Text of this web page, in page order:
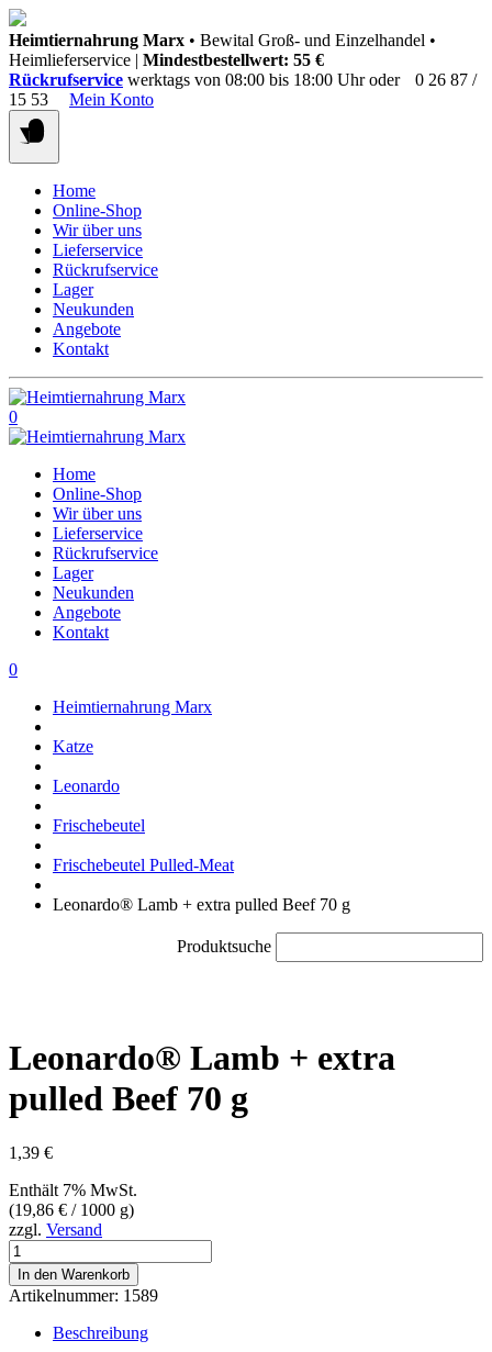
Springen
Sie
zum
Inhalt
Heimtiernahrung Marx • Bewital Groß- und Einzelhandel •
Heimlieferservice | Mindestbestellwert: 55 €
Rückrufservice werktags von 08:00 bis 18:00 Uhr oder
0 26 87 /
15 53
Mein Konto
Home
Online-Shop
Wir über uns
Lieferservice
Rückrufservice
Lager
Neukunden
Angebote
Kontakt
0
Home
Online-Shop
Wir über uns
Lieferservice
Rückrufservice
Lager
Neukunden
Angebote
Kontakt
0
Heimtiernahrung Marx
Katze
Leonardo
Frischebeutel
Frischebeutel Pulled-Meat
Leonardo® Lamb + extra pulled Beef 70 g
Produktsuche
Leonardo® Lamb + extra
pulled Beef 70 g
1,39 €
Enthält 7% MwSt.
(19,86 € / 1000 g)
zzgl. Versand
Leonardo®
Lamb
+
extra
pulled
In den Warenkorb
Artikelnummer: 1589
Beschreibung